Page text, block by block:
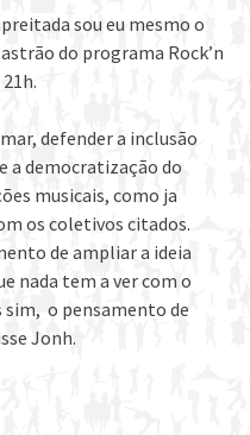
sou eu mesmo o
do programa Rock’n
defender a inclusão
a democratização do
musicais, como ja
os coletivos citados.
de ampliar a ideia
nada tem a ver com o
o pensamento de
Jonh.